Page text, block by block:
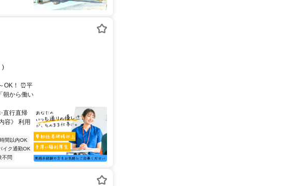
)
OK！ ⏰平
朝から働い
直行直帰
》 利用
間以内OK
イク通勤OK
不問